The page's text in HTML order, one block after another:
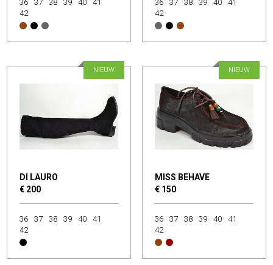
36 37 38 39 40
41
42
36 37 38 39 40
41
42
DI LAURO
€ 200
NIEUW
36 37 38 39 40
41
42
MISS BEHAVE
€ 150
NIEUW
36 37 38 39 40
41
42